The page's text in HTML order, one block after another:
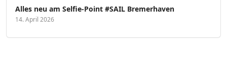
Alles neu am Selfie-Point #SAIL Bremerhaven
14. April 2026